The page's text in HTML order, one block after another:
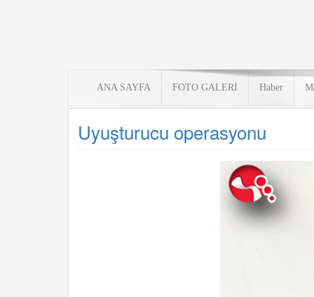
ANA SAYFA FOTO GALERİ Haber
Uyuşturucu operasyonu